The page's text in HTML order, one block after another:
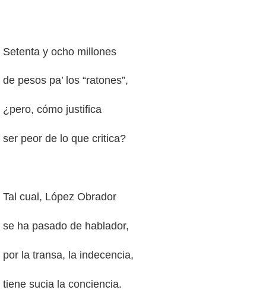
Setenta y ocho millones
de pesos pa’ los “ratones”,
¿pero, cómo justifica
ser peor de lo que critica?
Tal cual, López Obrador
se ha pasado de hablador,
por la transa, la indecencia,
tiene sucia la conciencia.